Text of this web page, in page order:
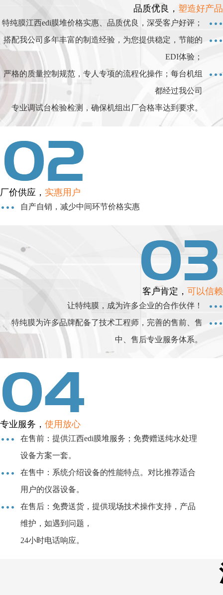
品质优良， 塑造好产品
特纯膜江西edi膜堆价格实惠、品质优良，深受客户好评；
搭配我公司多年丰富的制造经验，为您提供稳定，节能的
EDI体验；
严格的质量控制规范，专人专项的流程化操作；每台机组
都经过我公司
专业调试台检验检测，确保机组出厂合格率达到要求。
厂价供应， 实惠用户
自产自销，减少中间环节价格实惠
客户肯定， 可以信赖
让特纯膜，成为许多企业的合作伙伴！
特纯膜为许多品牌配备了技术工程师，完善的售前、售
中、售后专业服务体系。
专业服务， 使用放心
在售前：提供江西edi膜堆服务；免费赠送纯水处理
设备方案一套。
在售中：系统介绍设备的性能特点。对比推荐适合
用户的仪器设备。
在售后：免费送货，提供现场技术操作支持，产品
维护，如遇到问题，
24小时电话响应。